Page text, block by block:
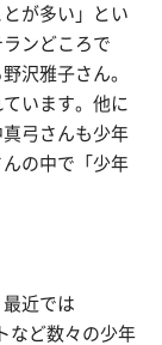
が多い」とい
ンどころで
沢雅子さん。
います。他に
真弓さんも少年
の中で「少年
近では
など数々の少年